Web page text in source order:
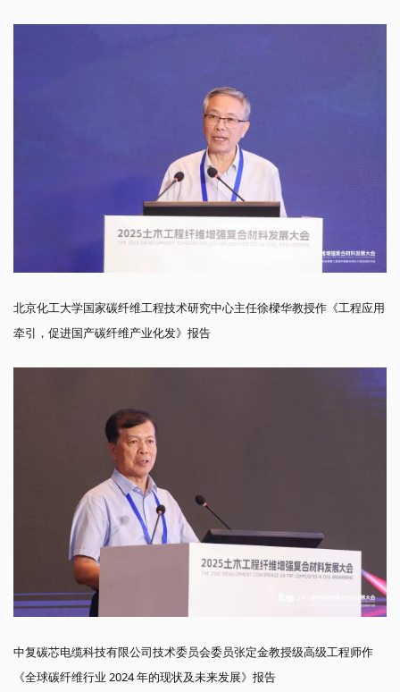
北京化工大学国家碳纤维工程技术研究中心主任徐樑华教授作《工程应用
牵引，促进国产碳纤维产业化发》报告
中复碳芯电缆科技有限公司技术委员会委员张定金教授级高级工程师作
《全球碳纤维行业 2024 年的现状及未来发展》报告